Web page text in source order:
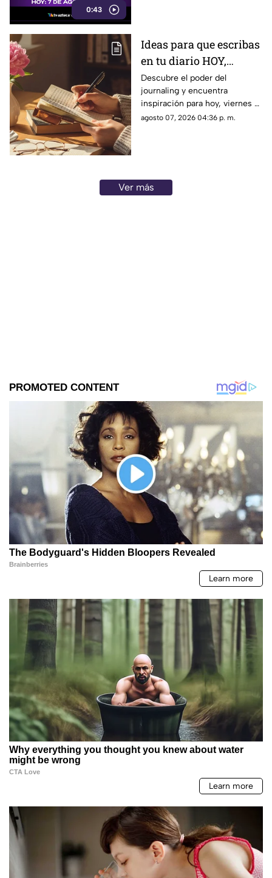
0:43
Ideas para que escribas
en tu diario HOY,
viernes 7 de junio de
2026: Usa este journal
prompt y termina tu
día lleno de gratitud
Descubre el poder del
journaling y encuentra
inspiración para hoy, viernes 7
de junio de 2026. Un prompt
agosto 07, 2026 04:36 p. m.
Ver más